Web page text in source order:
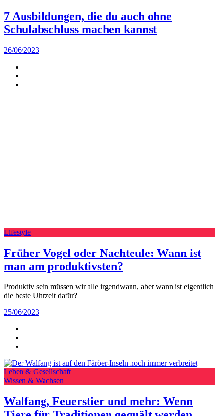
7 Ausbildungen, die du auch ohne
Schulabschluss machen kannst
26/06/2023
Lifestyle
Früher Vogel oder Nachteule: Wann ist
man am produktivsten?
Produktiv sein müssen wir alle irgendwann, aber wann ist eigentlich
die beste Uhrzeit dafür?
25/06/2023
Leben & Gesellschaft
Wissen & Wachsen
Walfang, Feuerstier und mehr: Wenn